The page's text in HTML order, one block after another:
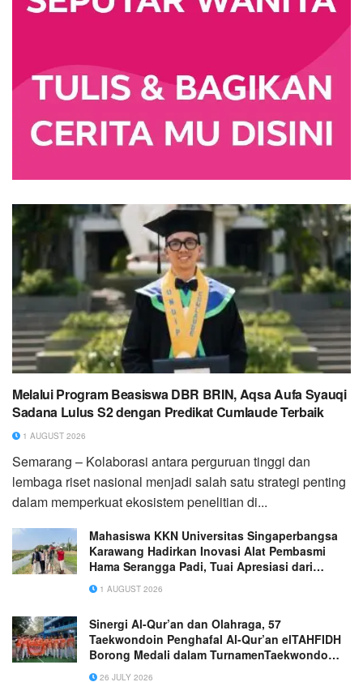
Melalui Program Beasiswa DBR BRIN, Aqsa Aufa Syauqi
Sadana Lulus S2 dengan Predikat Cumlaude Terbaik
1 AUGUST 2026
Semarang – Kolaborasi antara perguruan tinggi dan
lembaga riset nasional menjadi salah satu strategi penting
dalam memperkuat ekosistem penelitian di...
Mahasiswa KKN Universitas Singaperbangsa
Karawang Hadirkan Inovasi Alat Pembasmi
Hama Serangga Padi, Tuai Apresiasi dari
Gapoktan Desa Sukakarsa
1 AUGUST 2026
Sinergi Al-Qur’an dan Olahraga, 57
Taekwondoin Penghafal Al-Qur’an elTAHFIDH
Borong Medali dalam TurnamenTaekwondo
MGMP Bogor Raya
26 JULY 2026